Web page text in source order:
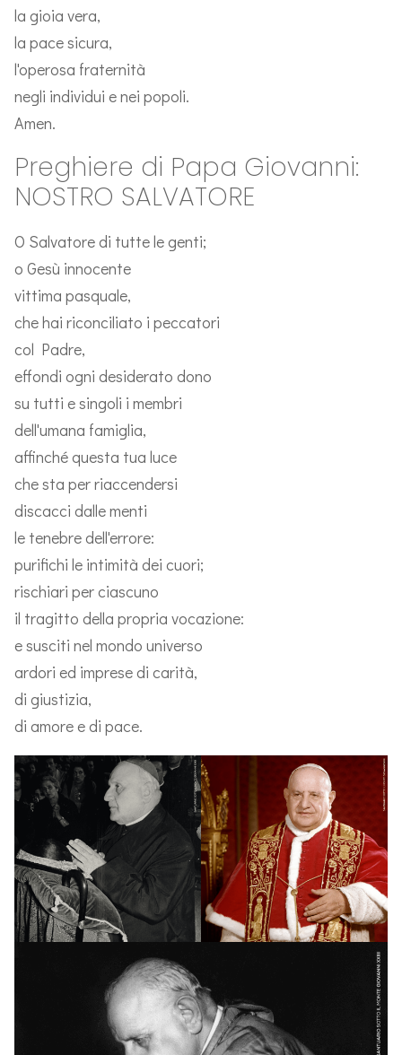
la gioia vera,
la pace sicura,
l'operosa fraternità
negli individui e nei popoli.
Amen.
Preghiere di Papa Giovanni:
NOSTRO SALVATORE
O Salvatore di tutte le genti;
o Gesù innocente
vittima pasquale,
che hai riconciliato i peccatori
col Padre,
effondi ogni desiderato dono
su tutti e singoli i membri
dell'umana famiglia,
affinché questa tua luce
che sta per riaccendersi
discacci dalle menti
le tenebre dell'errore:
purifichi le intimità dei cuori;
rischiari per ciascuno
il tragitto della propria vocazione:
e susciti nel mondo universo
ardori ed imprese di carità,
di giustizia,
di amore e di pace.